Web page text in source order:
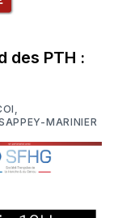
des PTH :
,
MARINIER